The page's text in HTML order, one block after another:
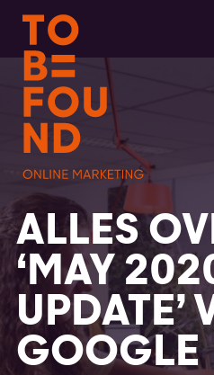
ALLES
‘MAY
UPDATE’
GOOGLE